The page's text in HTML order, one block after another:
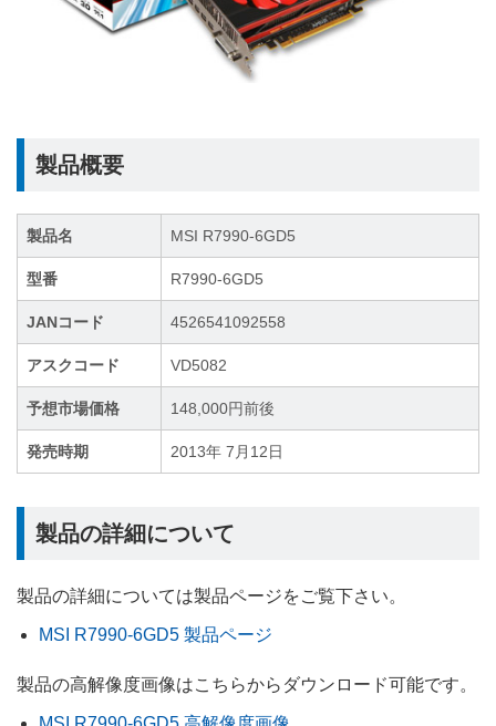
製品概要
製品名 MSI R7990-6GD5
型番 R7990-6GD5
JANコード 4526541092558
アスクコード VD5082
予想市場価格 148,000円前後
発売時期 2013年 7月12日
製品の詳細について
製品の詳細については製品ページをご覧下さい。
MSI R7990-6GD5 製品ページ
製品の高解像度画像はこちらからダウンロード可能です。